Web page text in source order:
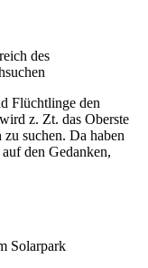
des
Flüchtlinge den
z. Zt. das Oberste
suchen. Da haben
den Gedanken,
Solarpark